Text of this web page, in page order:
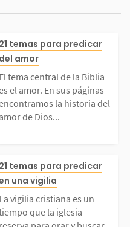
inte
Cad
obje
e
a
tema
es el
páginas
la historia
de Dios por
un amor tan
21 temas para predicar
del amor
El tema central de la Biblia
el amor. En sus páginas
la historia del
amor de Dios...
es v
vigilia
tiempo que
21 temas para predicar
una vigilia
La vigilia cristiana es un
que la iglesia